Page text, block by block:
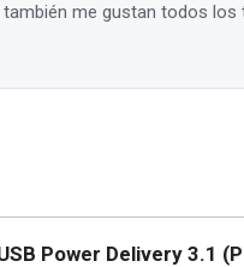
me gustan todos los
Power Delivery 3.1